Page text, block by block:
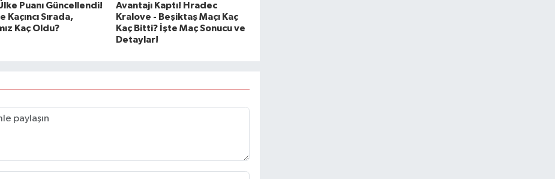
Puanı Güncellendi!
Kaçıncı Sırada,
Kaç Oldu?
Avantajı Kaptı! Hradec
Kralove - Beşiktaş Maçı Kaç
Kaç Bitti? İşte Maç Sonucu ve
Detaylar!